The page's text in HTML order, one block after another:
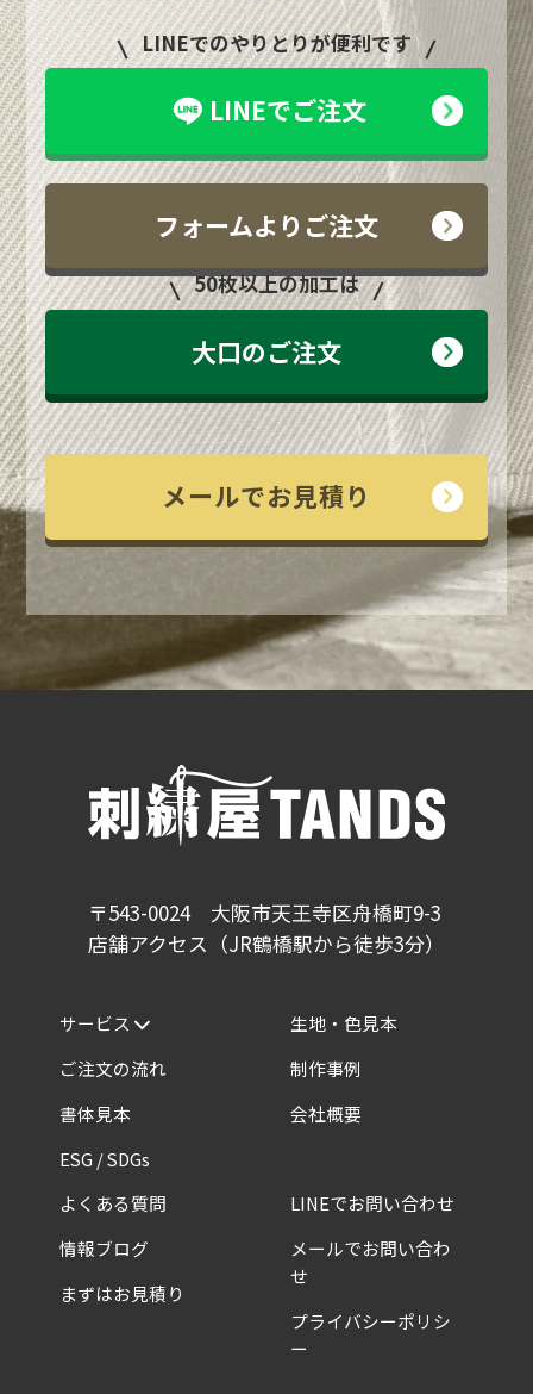
LINEでのやりとりが便利です
LINEでご注文
フォームよりご注文
50枚以上の加工は
大口のご注文
メールでお見積り
〒543-0024 大阪市天王寺区舟橋町9-3
店舗アクセス（JR鶴橋駅から徒歩3分）
サービス
ご注文の流れ
書体見本
ESG / SDGs
生地・色見本
制作事例
会社概要
よくある質問
情報ブログ
まずはお見積り
LINEでお問い合わせ
メールでお問い合わ
せ
プライバシーポリシ
ー